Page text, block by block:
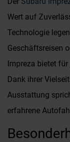
Wert auf
Technologie
Geschäftsreisen
Impreza bietet
Dank ihrer
Ausstattung
erfahrene